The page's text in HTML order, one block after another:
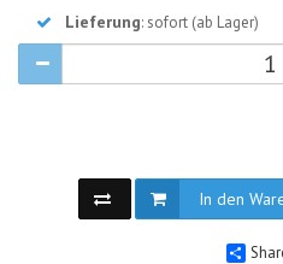
Lieferung: sofort (ab Lager)
In den